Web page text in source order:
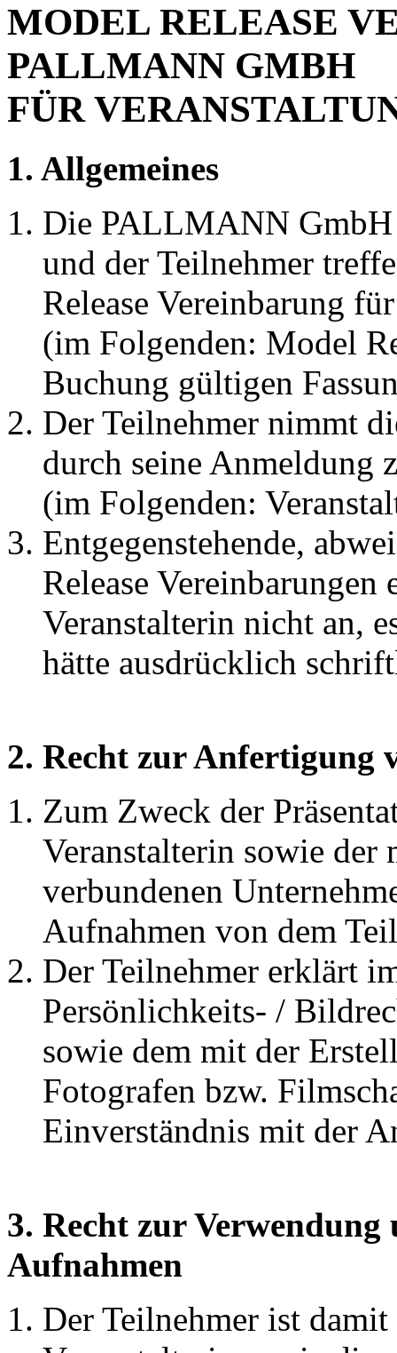
MODEL RELEASE
PALLMANN GMBH
FÜR
1. Allgemeines
Die PALLMANN GmbH
und der Teilnehmer
Release Vereinbarung
(im Folgenden: Model
Buchung gültigen
Der Teilnehmer nimmt
durch seine Anmeldung
(im Folgenden:
Entgegenstehende,
Release
Veranstalterin nicht an,
hätte ausdrücklich
2. Recht zur Anfertigung
Zum Zweck der
Veranstalterin sowie der
verbundenen
Aufnahmen von dem
Der Teilnehmer erklärt
Persönlichkeits- /
sowie dem mit der
Fotografen bzw.
Einverständnis mit der
3. Recht zur
Aufnahmen
Der Teilnehmer ist